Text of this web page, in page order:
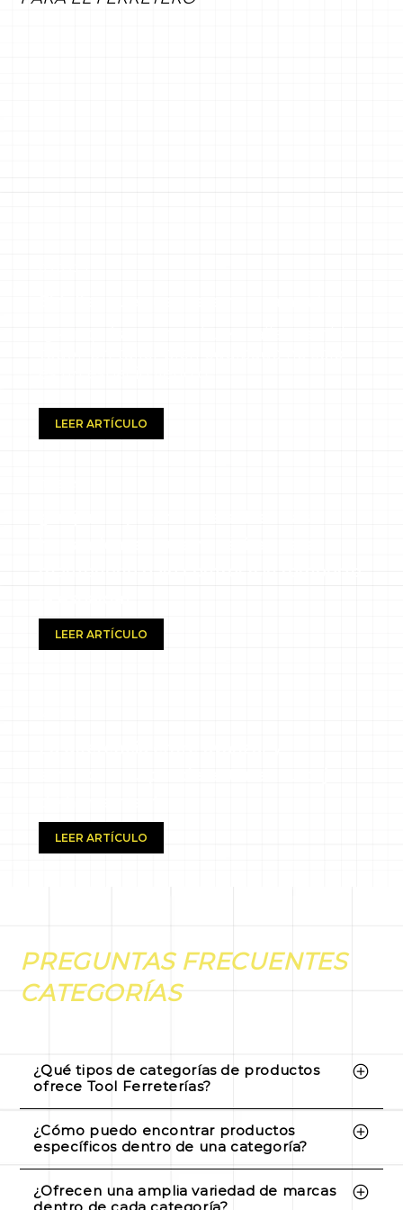
LEER ARTÍCULO
LEER ARTÍCULO
LEER ARTÍCULO
PREGUNTAS FRECUENTES
CATEGORÍAS
¿Qué tipos de categorías de productos
ofrece Tool Ferreterías?
categorías de productos, incluyendo
herramientas, productos de acero, fierro y
similares, maquinaria, productos ferreteros,
¿Cómo puedo encontrar productos
específicos dentro de una categoría?
productos y utilizar filtros de búsqueda para
¿Ofrecen una amplia variedad de marcas
dentro de cada categoría?